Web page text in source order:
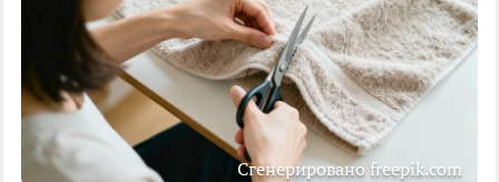
Сгенерировано freepik.com